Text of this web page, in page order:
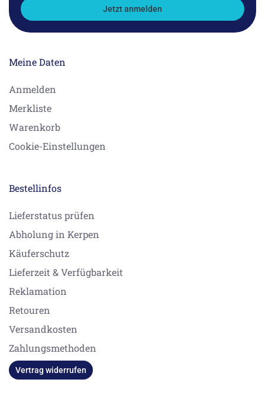
Jetzt anmelden
Meine Daten
Anmelden
Merkliste
Warenkorb
Cookie-Einstellungen
Bestellinfos
Lieferstatus prüfen
Abholung in Kerpen
Käuferschutz
Lieferzeit & Verfügbarkeit
Reklamation
Retouren
Versandkosten
Zahlungsmethoden
Vertrag widerrufen